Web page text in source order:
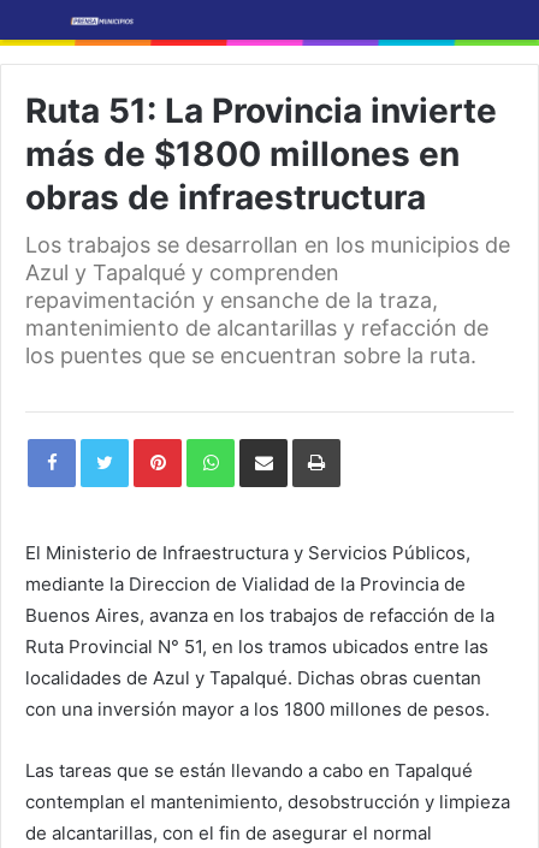
Ruta 51: La Provincia invierte
más de $1800 millones en
obras de infraestructura
Los trabajos se desarrollan en los municipios de
Azul y Tapalqué y comprenden
repavimentación y ensanche de la traza,
mantenimiento de alcantarillas y refacción de
los puentes que se encuentran sobre la ruta.
PinterestWhatsAppShare
Email
Print
El Ministerio de Infraestructura y Servicios Públicos,
mediante la Direccion de Vialidad de la Provincia de
Buenos Aires, avanza en los trabajos de refacción de la
Ruta Provincial N° 51, en los tramos ubicados entre las
localidades de Azul y Tapalqué. Dichas obras cuentan
con una inversión mayor a los 1800 millones de pesos.
Las tareas que se están llevando a cabo en Tapalqué
contemplan el mantenimiento, desobstrucción y limpieza
de alcantarillas, con el fin de asegurar el normal